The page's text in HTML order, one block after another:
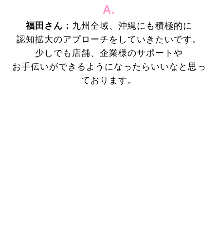
A.
福田さん： 九州全域、沖縄にも積極的に
認知拡大のアプローチをしていきたいです。
少しでも店舗、企業様のサポートや
お手伝いができるようになったらいいなと思っ
ております。